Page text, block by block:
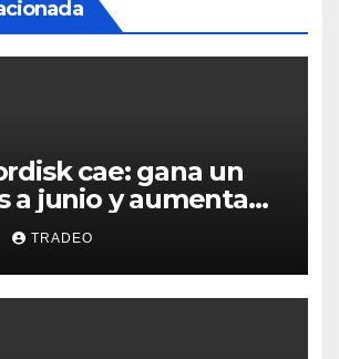
cae: gana un
a junio y aumenta
pero no
TRADEO